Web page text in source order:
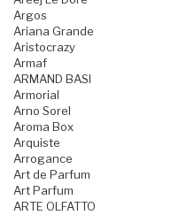
Argos
Ariana Grande
Aristocrazy
Armaf
ARMAND BASI
Armorial
Arno Sorel
Aroma Box
Arquiste
Arrogance
Art de Parfum
Art Parfum
ARTE OLFATTO